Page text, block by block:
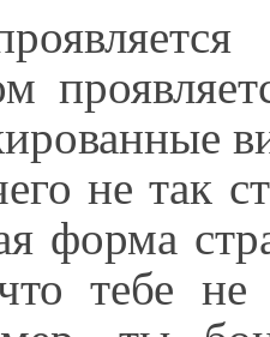
не так
форма
тебе